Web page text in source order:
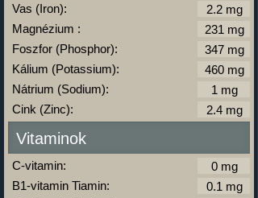
Vas (Iron):
Magnézium :
Foszfor (Phosphor):
Kálium (Potassium):
Nátrium (Sodium):
Cink (Zinc):
Vitaminok
C-vitamin:
B1-vitamin Tiamin: